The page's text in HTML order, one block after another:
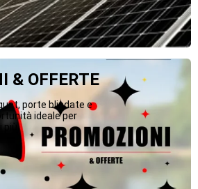
& OFFERTE
porte blindate e
ideale per